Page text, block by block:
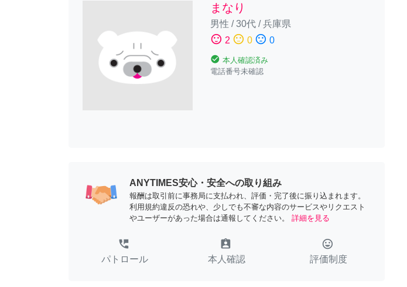
まなり
男性 /30代/兵庫県
sentiment_satisfied 2 sentiment_neutral 0 sentiment_dissatisfied 0
check_circle 本人確認済み
電話番号未確認
ANYTIMES安心・安全への取り組み
報酬は取引前に事務局に支払われ、評価・完了後に振り込まれます。
利用規約違反の恐れや、少しでも不審な内容のサービスやリクエスト
やユーザーがあった場合は通報してください。
詳細を見る
perm_phone_msg
パトロール
assignment_ind
本人確認
tag_faces
評価制度